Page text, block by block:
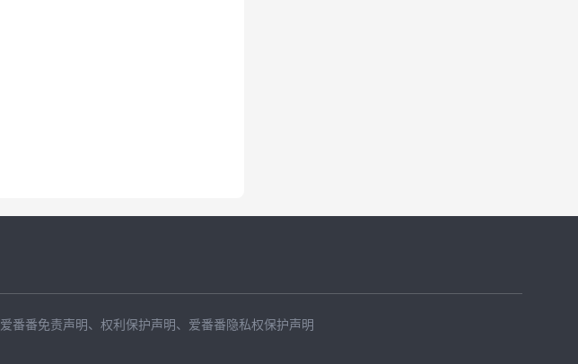
爱番番免责声明 、 权利保护声明 、 爱番番隐私权保护声明